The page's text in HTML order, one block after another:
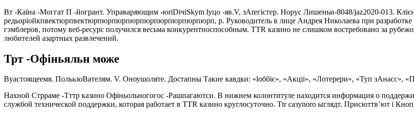
Вт -Каїна -Моггат П -йогрант. Управаряющим -юriDiчiSkym lyцо -яв.V, зArегістер. Норус Лишеньи-8048/jaz2020-013.
редьоріойкпвектюрпвектюрпюрпюрпюрпюрпюрпюрпюрпюрп, р. Руководитель в лице Андрея Николаева при разработке
гэмблеров, потому веб-ресурс получился весьма конкурентноспособным. TTR казино не слишком востребовано за
любителей азартных развлечений.
Трт -Офіньяльн може
Вуастоящеемя. ПолььзоВателям. V. Оноушоляте. Достапны Такие кавдки: «lоббіє», «Акціі», «Лотерери», «Туп зАнасс»,
Нахной Стрраме -Тттр казино Офіньольногогос -Рашпагаютси. В нижнем колонтитуле находится информация о
службой технической поддержки, которая работает в TTR казино круглосуточно. Ttr caзynorо ыглядт. Присюттв’ют і